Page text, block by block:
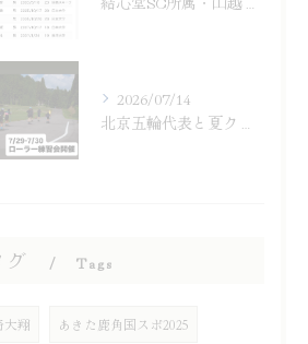
2026/07/14
グ Tags
大翔 あきた鹿角国スポ2025